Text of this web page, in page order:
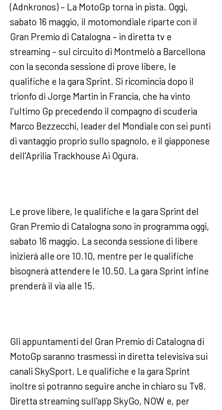
(Adnkronos) – La MotoGp torna in pista. Oggi,
sabato 16 maggio, il motomondiale riparte con il
Gran Premio di Catalogna – in diretta tv e
streaming – sul circuito di Montmelò a Barcellona
con la seconda sessione di prove libere, le
qualifiche e la gara Sprint. Si ricomincia dopo il
trionfo di Jorge Martin in Francia, che ha vinto
l’ultimo Gp precedendo il compagno di scuderia
Marco Bezzecchi, leader del Mondiale con sei punti
di vantaggio proprio sullo spagnolo, e il giapponese
dell’Aprilia Trackhouse Ai Ogura.
Le prove libere, le qualifiche e la gara Sprint del
Gran Premio di Catalogna sono in programma oggi,
sabato 16 maggio. La seconda sessione di libere
inizierà alle ore 10.10, mentre per le qualifiche
bisognerà attendere le 10.50. La gara Sprint infine
prenderà il via alle 15.
Gli appuntamenti del Gran Premio di Catalogna di
MotoGp saranno trasmessi in diretta televisiva sui
canali SkySport. Le qualifiche e la gara Sprint
inoltre si potranno seguire anche in chiaro su Tv8.
Diretta streaming sull’app SkyGo, NOW e, per